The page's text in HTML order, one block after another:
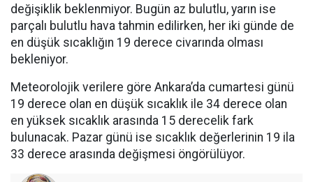
değişiklik beklenmiyor. Bugün az bulutlu, yarın ise
parçalı bulutlu hava tahmin edilirken, her iki günde de
en düşük sıcaklığın 19 derece civarında olması
bekleniyor.
Meteorolojik verilere göre Ankara’da cumartesi günü
19 derece olan en düşük sıcaklık ile 34 derece olan
en yüksek sıcaklık arasında 15 derecelik fark
bulunacak. Pazar günü ise sıcaklık değerlerinin 19 ila
33 derece arasında değişmesi öngörülüyor.